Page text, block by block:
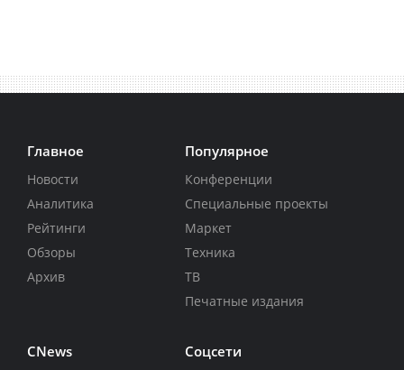
Главное
Новости
Аналитика
Рейтинги
Обзоры
Архив
Популярное
Конференции
Специальные проекты
Маркет
Техника
ТВ
Печатные издания
CNews Соцсети